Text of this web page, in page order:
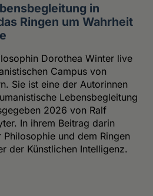
in
Ringen um Wahrheit
Dorothea Winter live
Campus von
Sie ist eine der Autorinnen
Lebensbegleitung
2026 von Ralf
In ihrem Beitrag darin
und dem Ringen
der Künstlichen Intelligenz.